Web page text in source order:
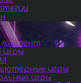
игры
игры
игры